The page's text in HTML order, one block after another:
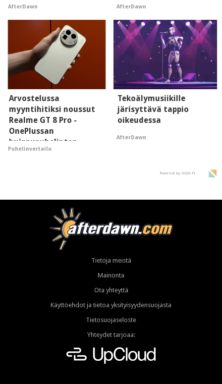
AfterDawn AfterDawn
Arvostelussa
myyntihitiksi noussut
Realme GT 8 Pro -
OnePlussan
huippupuhelinten
"perillinen"
Puhelinvertailu
Tekoälymusiikille
järisyttävä tappio
oikeudessa
AfterDawn
Powered by HIGH.FI
Tietoja meistä
Mainonta
Ota yhteyttä
Käyttöehdot ja tietoa yksityisyydensuojasta
Tietosuojaseloste
Yhteydet tarjoaa: